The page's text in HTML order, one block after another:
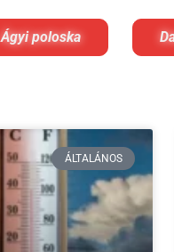
Ágyi poloska
ÁLTALÁNOS